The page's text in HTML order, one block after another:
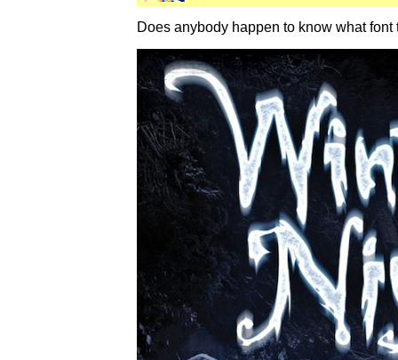
Does anybody happen to know what font